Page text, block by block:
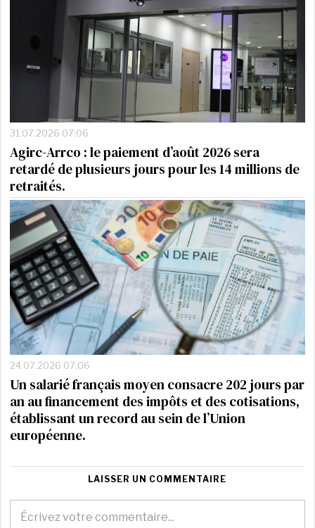
31.07.2026 07:06
Agirc-Arrco : le paiement d’août 2026 sera
retardé de plusieurs jours pour les 14 millions de
retraités.
24.07.2026 07:06
Un salarié français moyen consacre 202 jours par
an au financement des impôts et des cotisations,
établissant un record au sein de l’Union
européenne.
LAISSER UN COMMENTAIRE